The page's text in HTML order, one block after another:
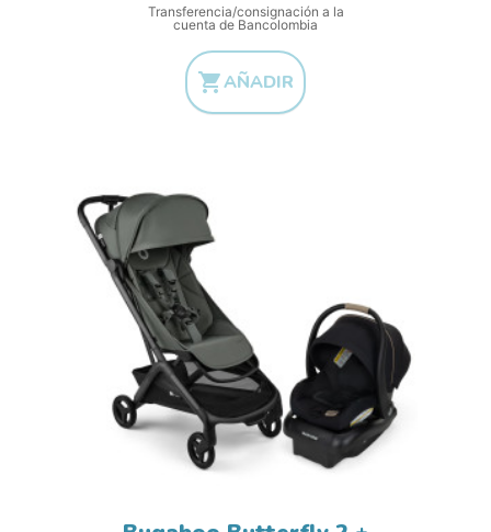
Transferencia/consignación a la
cuenta de Bancolombia
AÑADIR